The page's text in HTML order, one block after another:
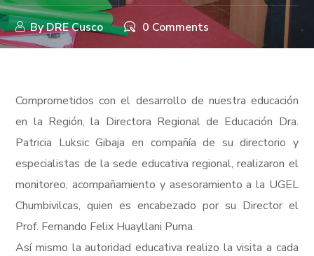
ByDRE Cusco 0 Comments
Comprometidos con el desarrollo de nuestra educación
en la Región, la Directora Regional de Educación Dra.
Patricia Luksic Gibaja en compañía de su directorio y
especialistas de la sede educativa regional, realizaron el
monitoreo, acompañamiento y asesoramiento a la UGEL
Chumbivilcas, quien es encabezado por su Director el
Prof. Fernando Felix Huayllani Puma.
Así mismo la autoridad educativa realizo la visita a cada